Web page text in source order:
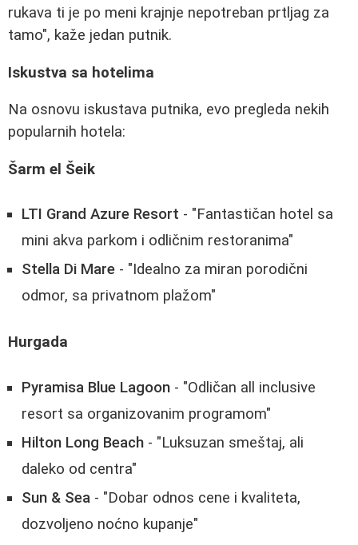
rukava ti je po meni krajnje nepotreban prtljag za
tamo", kaže jedan putnik.
Iskustva sa hotelima
Na osnovu iskustava putnika, evo pregleda nekih
popularnih hotela:
Šarm el Šeik
LTI Grand Azure Resort - "Fantastičan hotel sa
mini akva parkom i odličnim restoranima"
Stella Di Mare - "Idealno za miran porodični
odmor, sa privatnom plažom"
Hurgada
Pyramisa Blue Lagoon - "Odličan all inclusive
resort sa organizovanim programom"
Hilton Long Beach - "Luksuzan smeštaj, ali
daleko od centra"
Sun & Sea - "Dobar odnos cene i kvaliteta,
dozvoljeno noćno kupanje"